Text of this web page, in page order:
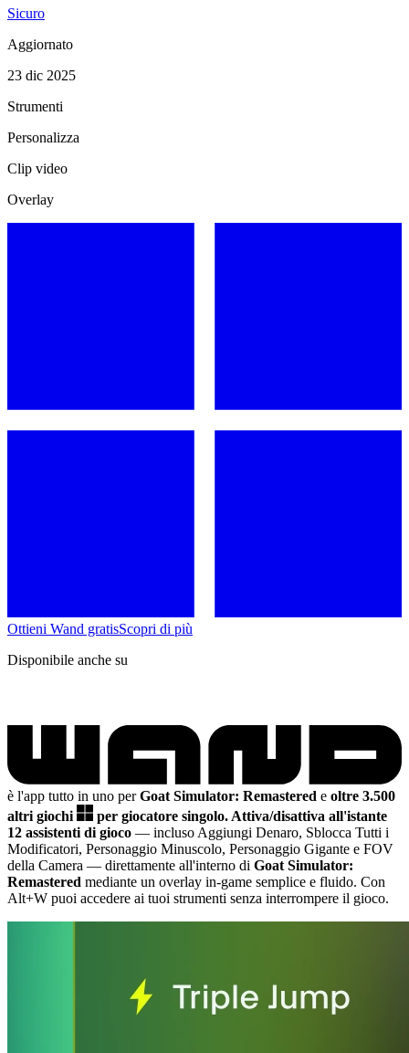
Sicuro
Aggiornato
23 dic 2025
Strumenti
Personalizza
Clip video
Overlay
Ottieni Wand gratisScopri di più
Disponibile anche su
è l'app tutto in uno perGoat Simulator: Remastered e oltre 3.500
altri giochi
per giocatore singolo. Attiva/disattiva all'istante
12 assistenti di gioco — incluso Aggiungi Denaro, Sblocca Tutti i
Modificatori, Personaggio Minuscolo, Personaggio Gigante e FOV
della Camera — direttamente all'interno di Goat Simulator:
Remastered mediante un overlay in-game semplice e fluido. Con
Alt+W puoi accedere ai tuoi strumenti senza interrompere il gioco.